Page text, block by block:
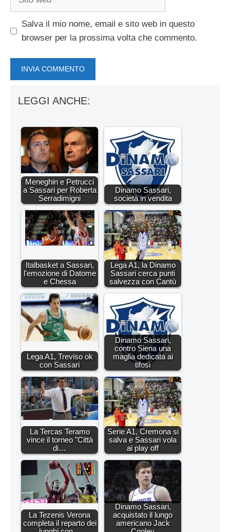
Salva il mio nome, email e sito web in questo
browser per la prossima volta che commento.
LEGGI ANCHE:
Meneghin e Petrucci
a Sassari per Roberta
Serradimigni
Dinamo Sassari,
società in vendita
Italbasket a Sassari,
l'emozione di Datome
e Chessa
Lega A1, la Dinamo
Sassari cerca punti
salvezza con Cantù
Lega A1, Treviso ok
con Sassari
Dinamo Sassari,
contro Siena una
maglia dedicata ai
tifosi
La Tercas Teramo
vince il torneo "Città
di…
Serie A1, Cremona si
salva e Sassari vola
ai play off
La Tezenis Verona
completa il reparto dei
Dinamo Sassari,
acquistato il lungo
americano Jack